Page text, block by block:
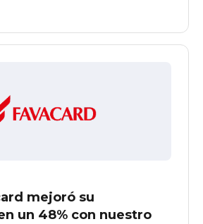
mejoró su
un 48% con nuestro